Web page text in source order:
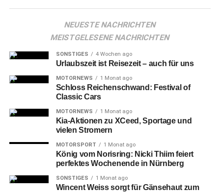
Die
Falcons, die mit Thomas Wilder, Justinas
Ramanauskas, Maxime Boursiquot, Moritz Krimmer und
Jonathan Maier starteten, schienen vom Auftritt des
goldigen Ehrengastes beflügelt und gaben vom Tip-off an
den Takt vor. Viertel 1 ging mit 18:12 an die Gastgeber.
NEUESTE NACHRICHTEN
MEISTGELESENE NACHRICHTEN
SONSTIGES 4 Wochen ago
Urlaubszeit ist Reisezeit – auch für uns
MOTORNEWS 1 Monat ago
Schloss Reichenschwand: Festival of
Classic Cars
MOTORNEWS 1 Monat ago
Kia-Aktionen zu XCeed, Sportage und
vielen Stromern
MOTORSPORT 1 Monat ago
König vom Norisring: Nicki Thiim feiert
perfektes Wochenende in Nürnberg
SONSTIGES 1 Monat ago
Wincent Weiss sorgt für Gänsehaut zum